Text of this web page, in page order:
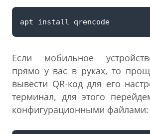
Если мобильное
прямо у вас в руках, то
вывести QR-код для его
терминал, для этого
конфигурационными файлами: